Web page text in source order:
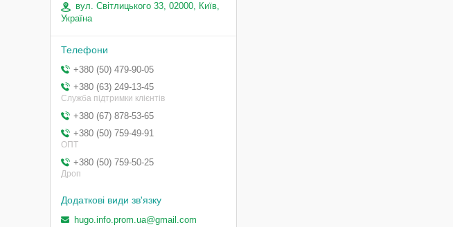
вул. Світлицького 33, 02000, Київ,
Україна
+380 (50) 479-90-05
+380 (63) 249-13-45
Служба підтримки клієнтів
+380 (67) 878-53-65
+380 (50) 759-49-91
ОПТ
+380 (50) 759-50-25
Дроп
hugo.info.prom.ua@gmail.com